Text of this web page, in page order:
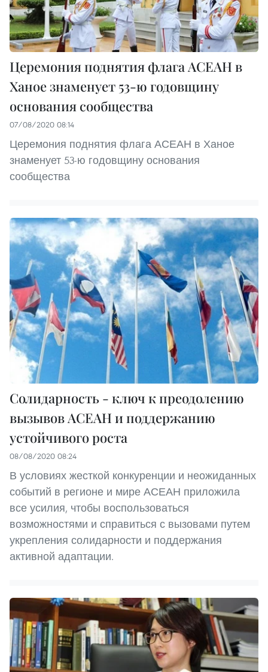
Церемония поднятия флага АСЕАН в
Ханое знаменует 53-ю годовщину
основания сообщества
07/08/2020 08:14
Церемония поднятия флага АСЕАН в Ханое
знаменует 53-ю годовщину основания
сообщества
Солидарность - ключ к преодолению
вызывов АСЕАН и поддержанию
устойчивого роста
08/08/2020 08:24
В условиях жесткой конкуренции и неожиданных
событий в регионе и мире АСЕАН приложила
все усилия, чтобы воспользоваться
возможностями и справиться с вызовами путем
укрепления солидарности и поддержания
активной адаптации.